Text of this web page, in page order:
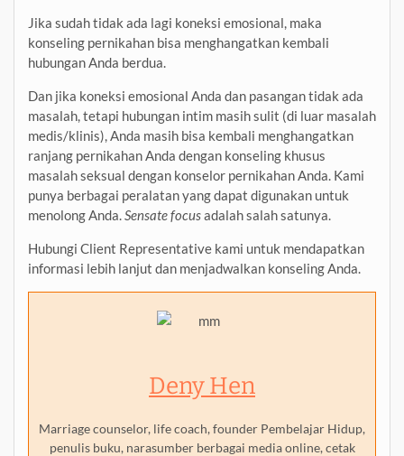
Jika sudah tidak ada lagi koneksi emosional, maka
konseling pernikahan bisa menghangatkan kembali
hubungan Anda berdua.
Dan jika koneksi emosional Anda dan pasangan tidak ada
masalah, tetapi hubungan intim masih sulit (di luar masalah
medis/klinis), Anda masih bisa kembali menghangatkan
ranjang pernikahan Anda dengan konseling khusus
masalah seksual dengan konselor pernikahan Anda. Kami
punya berbagai peralatan yang dapat digunakan untuk
menolong Anda.Sensate focusadalah salah satunya.
Hubungi Client Representative kami untuk mendapatkan
informasi lebih lanjut dan menjadwalkan konseling Anda.
Deny Hen
Marriage counselor, life coach, founder Pembelajar Hidup,
penulis buku, narasumber berbagai media online, cetak